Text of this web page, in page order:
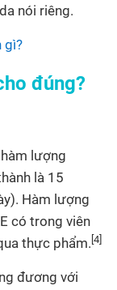
nói riêng.
gì?
đúng?
lượng
là 15
Hàm lượng
có trong viên
thực phẩm. [4]
đương với